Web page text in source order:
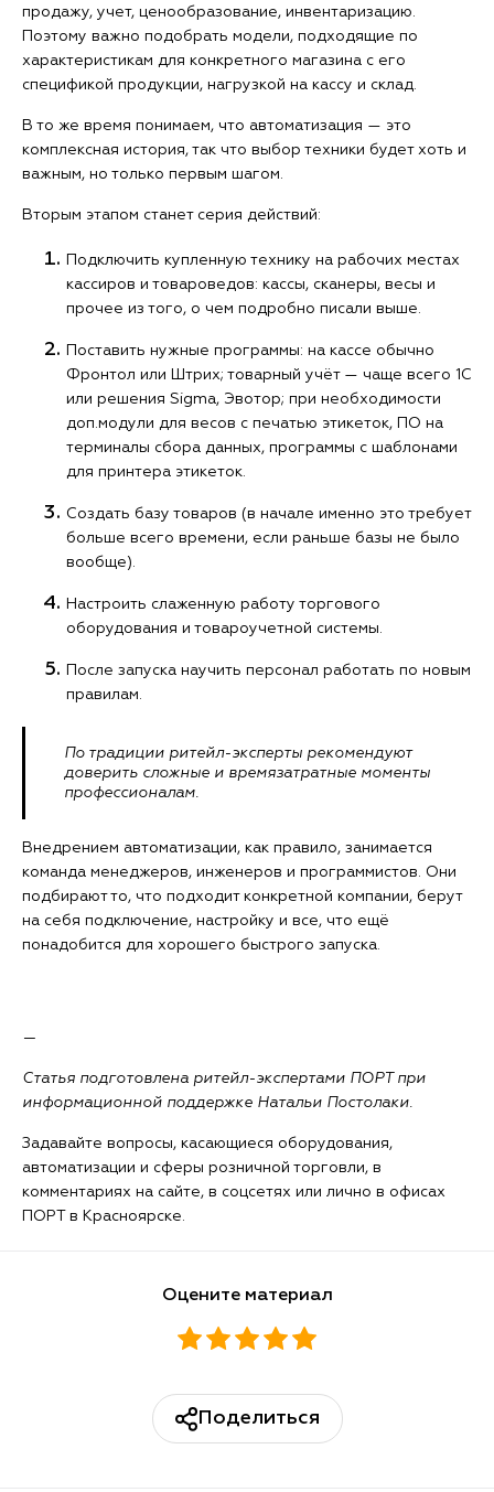
продажу, учет, ценообразование, инвентаризацию.
Поэтому важно подобрать модели, подходящие по
характеристикам для конкретного магазина с его
спецификой продукции, нагрузкой на кассу и склад.
В то же время понимаем, что автоматизация — это
комплексная история, так что выбор техники будет хоть и
важным, но только первым шагом.
Вторым этапом станет серия действий:
Подключить купленную технику на рабочих местах
кассиров и товароведов: кассы, сканеры, весы и
прочее из того, о чем подробно писали выше.
Поставить нужные программы: на кассе обычно
Фронтол или Штрих; товарный учёт — чаще всего 1С
или решения Sigma, Эвотор; при необходимости
доп.модули для весов с печатью этикеток, ПО на
терминалы сбора данных, программы с шаблонами
для принтера этикеток.
Создать базу товаров (в начале именно это требует
больше всего времени, если раньше базы не было
вообще).
Настроить слаженную работу торгового
оборудования и товароучетной системы.
После запуска научить персонал работать по новым
правилам.
По традиции ритейл-эксперты рекомендуют
доверить сложные и времязатратные моменты
профессионалам.
Внедрением автоматизации, как правило, занимается
команда менеджеров, инженеров и программистов. Они
подбирают то, что подходит конкретной компании, берут
на себя подключение, настройку и все, что ещё
понадобится для хорошего быстрого запуска.
—
Статья подготовлена ритейл-экспертами ПОРТ при
информационной поддержке Натальи Постолаки.
Задавайте вопросы, касающиеся оборудования,
автоматизации и сферы розничной торговли, в
комментариях на сайте, в соцсетях или лично в офисах
ПОРТ в Красноярске.
Оцените материал
Поделиться